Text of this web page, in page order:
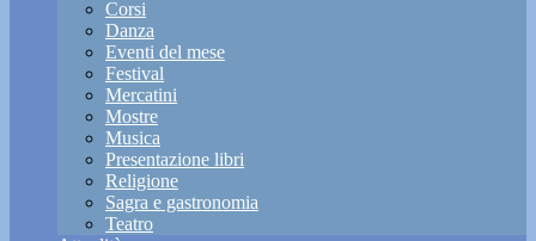
Corsi
Danza
Eventi del mese
Festival
Mercatini
Mostre
Musica
Presentazione libri
Religione
Sagra e gastronomia
Teatro